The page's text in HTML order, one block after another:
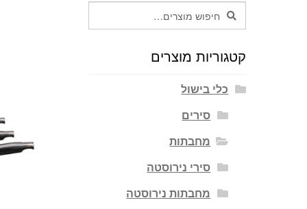
חיפוש
עבור:
חיפוש
קטגוריות מוצרים
כלי בישול
סירים
מחבתות
סירי נירוסטה
מחבתות נירוסטה